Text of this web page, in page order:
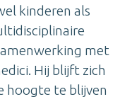
kinderen als
met
Hij blijft zich
hoogte te blijven